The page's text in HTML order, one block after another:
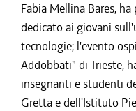
Fabia Mellina Bares,
dedicato ai giovani
tecnologie; l'evento
Addobbati" di Trieste,
insegnanti e studenti
Gretta e dell'Istituto